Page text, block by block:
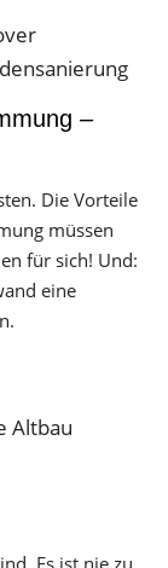
–
Die Vorteile
müssen
für sich! Und:
eine
Es ist nie zu